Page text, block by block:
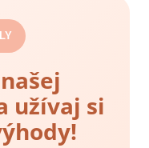
užívaj si